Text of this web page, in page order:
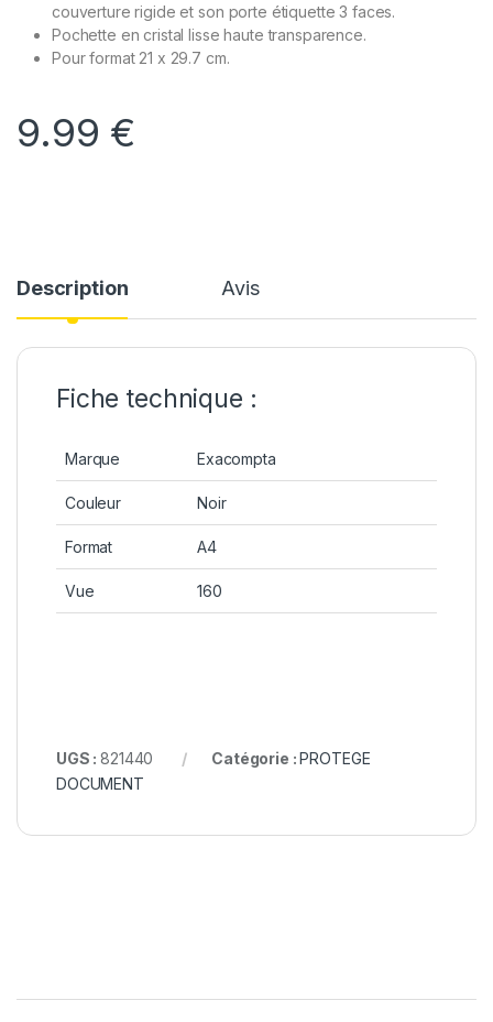
couverture rigide et son porte étiquette 3 faces.
Pochette en cristal lisse haute transparence.
Pour format 21 x 29.7 cm.
9.99 €
Description Avis
Fiche technique :
Marque Exacompta
Couleur Noir
Format A4
Vue 160
UGS :821440 Catégorie :PROTEGE
DOCUMENT